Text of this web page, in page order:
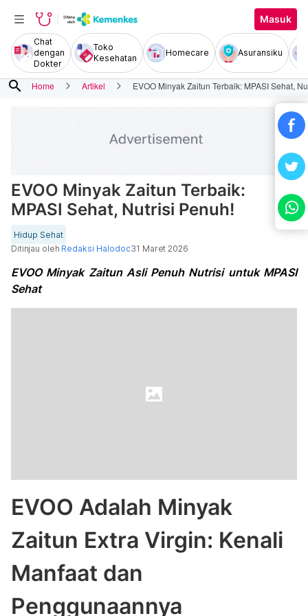
Masuk
Chat
dengan
Dokter
Toko
Kesehatan
Homecare Asuransiku
search Home Artikel EVOO Minyak Zaitun Terbaik: MPASI Sehat,
EVOO Minyak Zaitun Terbaik:
MPASI Sehat, Nutrisi Penuh!
Hidup Sehat
Ditinjau oleh Redaksi Halodoc31 Maret 2026
EVOO Minyak Zaitun Asli Penuh Nutrisi untuk MPASI
Sehat
EVOO Adalah Minyak
Zaitun Extra Virgin: Kenali
Manfaat dan
Penggunaannya